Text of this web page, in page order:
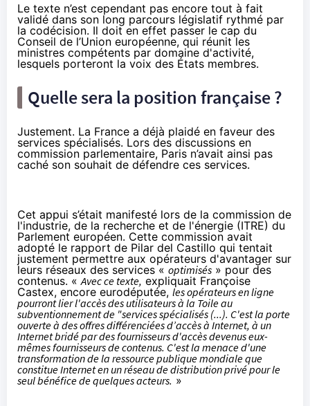
Le texte n’est cependant pas encore tout à fait
validé dans son long parcours législatif rythmé par
la codécision. Il doit en effet passer le cap du
Conseil de l’Union européenne, qui réunit les
ministres compétents par domaine d'activité,
lesquels porteront la voix des États membres.
Quelle sera la position française ?
Justement. La France a déjà plaidé en faveur des
services spécialisés. Lors des discussions en
commission parlementaire, Paris n’avait ainsi pas
caché son souhait de défendre ces services.
Cet appui s’était manifesté lors de la commission de
l'industrie, de la recherche et de l'énergie (ITRE) du
Parlement européen. Cette commission avait
adopté le rapport de Pilar del Castillo qui tentait
justement permettre aux opérateurs d'avantager sur
leurs réseaux des services « optimisés » pour des
contenus. « Avec ce texte, expliquait Françoise
Castex, encore eurodéputée, les opérateurs en ligne
pourront lier l'accès des utilisateurs à la Toile au
subventionnement de "services spécialisés (...). C'est la porte
ouverte à des offres différenciées d’accès à Internet, à un
Internet bridé par des fournisseurs d'accès devenus eux-
mêmes fournisseurs de contenus. C'est la menace d'une
transformation de la ressource publique mondiale que
constitue Internet en un réseau de distribution privé pour le
seul bénéfice de quelques acteurs. »